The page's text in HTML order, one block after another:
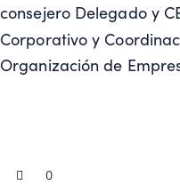
consejero Delegado y
Corporativo y
Organización de
0